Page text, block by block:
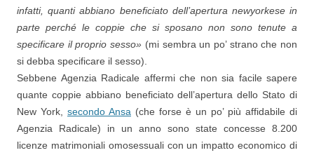
infatti, quanti abbiano beneficiato dell’apertura newyorkese in
parte perché le coppie che si sposano non sono tenute a
specificare il proprio sesso» (mi sembra un po’ strano che non
si debba specificare il sesso).
Sebbene Agenzia Radicale affermi che non sia facile sapere
quante coppie abbiano beneficiato dell’apertura dello Stato di
New York, secondo Ansa (che forse è un po’ più affidabile di
Agenzia Radicale) in un anno sono state concesse 8.200
licenze matrimoniali omosessuali con un impatto economico di